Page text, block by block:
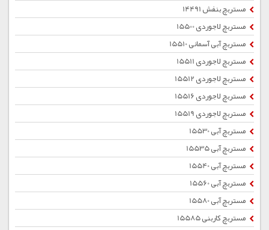
مستربچ بنفش 14491
مستربچ لاجوردی 15500
مستربچ آبی آسمانی 15510
مستربچ لاجوردی 15511
مستربچ لاجوردی 15512
مستربچ لاجوردی 15516
مستربچ لاجوردی 15519
مستربچ آبی 15530
مستربچ آبی 15535
مستربچ آبی 15540
مستربچ آبی 15560
مستربچ آبی 15580
مستربچ کاربنی 15585